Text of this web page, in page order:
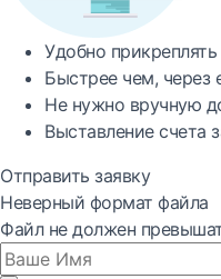
Удобно
Быстреечем, через
Не нужно вручную
Выставление счета
Отправить заявку
Неверный формат файла
Файл не должен